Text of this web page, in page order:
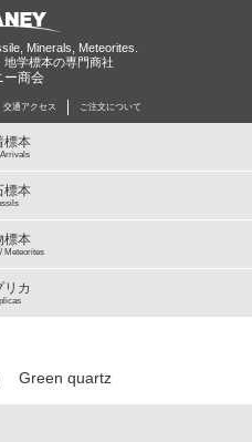
Minerals, Meteorites.
学標本の専門商社
ー商会
交通アクセス ご注文について
標本
標本
標本
Meteorites
リカ
Green quartz